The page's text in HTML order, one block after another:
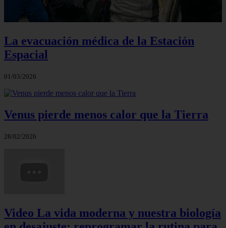
La evacuación médica de la Estación
Espacial
01/03/2026
Venus pierde menos calor que la Tierra
28/02/2026
Video La vida moderna y nuestra biología